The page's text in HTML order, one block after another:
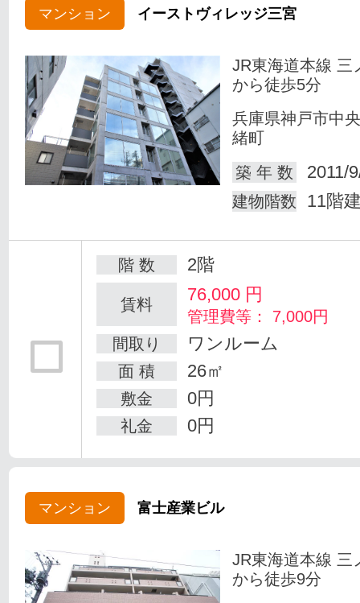
マンション イーストヴィレッジ三宮
JR東海道本線 三
から徒歩5分
兵庫県神戸市中
緒町
築 年 数
2011/
建物階数 11階
階 数 2階
賃料 76,000 円
管理費等： 7,000円
間取り
ワンルーム
面 積 26㎡
敷金 0円
礼金 0円
マンション 富士産業ビル
JR東海道本線 三
から徒歩9分